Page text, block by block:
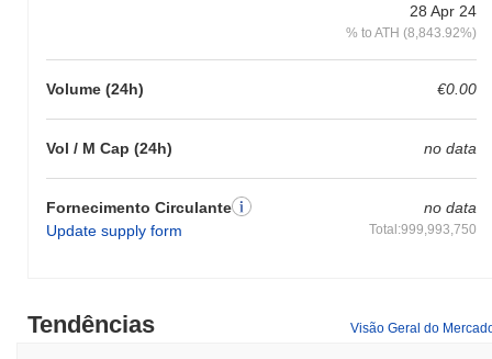
28 Apr 24
% to ATH (8,843.92%)
Volume (24h) €0.00
Vol / M Cap (24h) no data
Fornecimento Circulante
Update supply form
no data
Total:999,993,750
Tendências Visão Geral do